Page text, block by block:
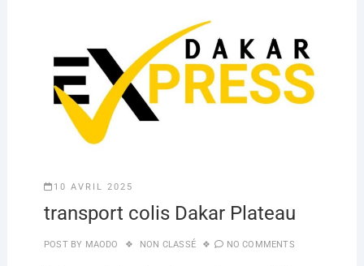
10 AVRIL 2025
transport colis Dakar Plateau
POST BY MAODO NON CLASSÉ NO COMMENTS